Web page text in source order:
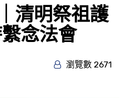
清明祭祖護
念法會
瀏覽數 2671